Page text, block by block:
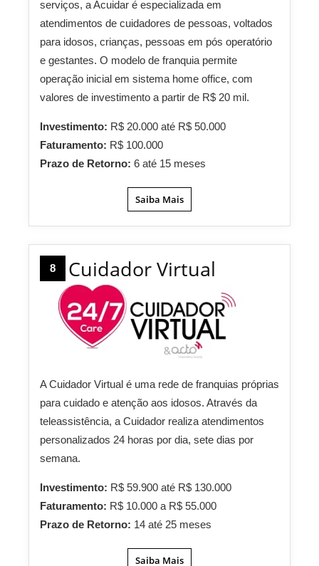
serviços, a Acuidar é especializada em
atendimentos de cuidadores de pessoas, voltados
para idosos, crianças, pessoas em pós operatório
e gestantes. O modelo de franquia permite
operação inicial em sistema home office, com
valores de investimento a partir de R$ 20 mil.
Investimento: R$ 20.000 até R$ 50.000
Faturamento: R$ 100.000
Prazo de Retorno: 6 até 15 meses
Saiba Mais
8 Cuidador Virtual
A Cuidador Virtual é uma rede de franquias próprias
para cuidado e atenção aos idosos. Através da
teleassistência, a Cuidador realiza atendimentos
personalizados 24 horas por dia, sete dias por
semana.
Investimento: R$ 59.900 até R$ 130.000
Faturamento: R$ 10.000 a R$ 55.000
Prazo de Retorno: 14 até 25 meses
Saiba Mais